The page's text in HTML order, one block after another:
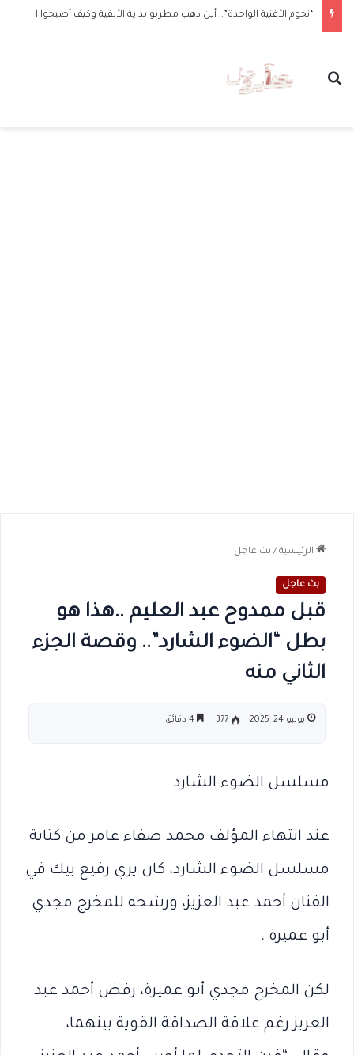
بحث عن
الرئيسية / بث عاجل
بث عاجل
قبل ممدوح عبد العليم ..هذا هو
بطل “الضوء الشارد”.. وقصة الجزء
الثاني منه
يوليو 24, 2025 377
مسلسل الضوء الشارد
عند انتهاء المؤلف محمد صفاء عامر من كتابة
مسلسل الضوء الشارد، كان يري رفيع بيك في
الفنان أحمد عبد العزيز، ورشحه للمخرج مجدي
أبو عميرة .
لكن المخرج مجدي أبو عميرة، رفض أحمد عبد
العزيز رغم علاقة الصداقة القوية بينهما،